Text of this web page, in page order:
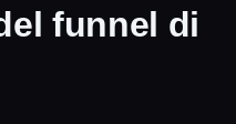
funnel di